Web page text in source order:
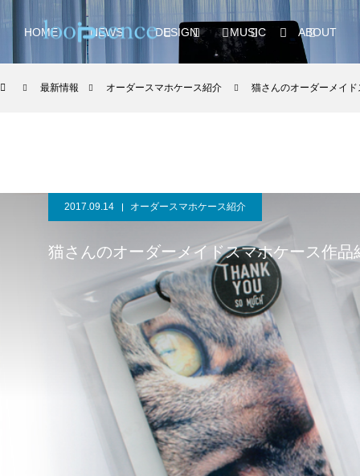
HOME NEWS DESIGN MUSIC ABOUT
最新情報 オーダースマホケース紹介 猫さんのオーダーメイ
2017.09.14 オーダースマホケース紹介
猫さんのオーダーメイドスマホケース作